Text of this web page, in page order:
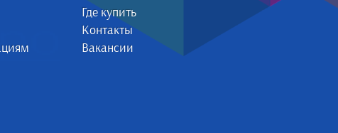
Где купить
Контакты
Вакансии